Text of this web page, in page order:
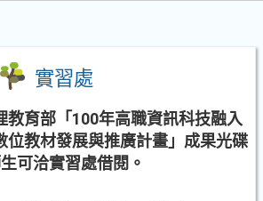
實習處
教育部「100年高職資訊科技融入
位教材發展與推廣計畫」成果光碟
可洽實習處借閱。